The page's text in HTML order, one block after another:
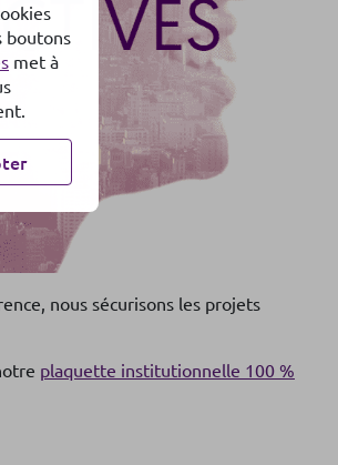
nous sécurisons les projets
plaquette institutionnelle 100 %
boutons
met à